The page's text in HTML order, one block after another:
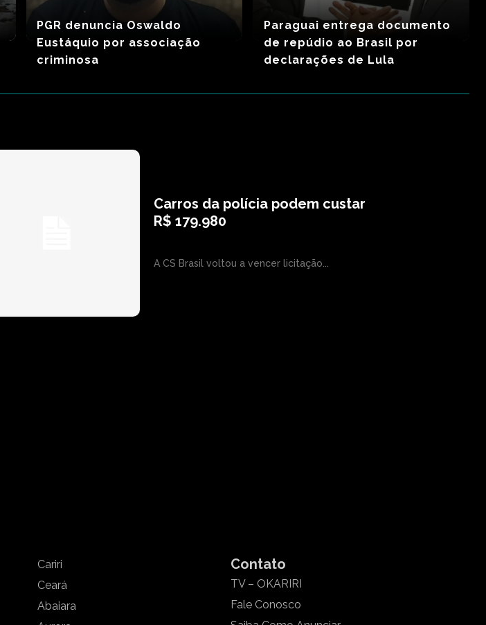
PGR denuncia Oswaldo
Eustáquio por associação
criminosa
Paraguai entrega documento
de repúdio ao Brasil por
declarações de Lula
Carros da polícia podem custar
R$ 179.980
A CS Brasil voltou a vencer licitação...
Cariri
Ceará
Abaiara
Contato
TV – OKARIRI
Fale Conosco